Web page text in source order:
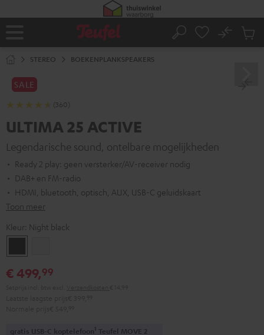
Home
Zoeken
No
STEREO BOEKENPLANKSPEAKERS
SALE
(360)
ULTIMA 25 ACTIVE
Legendarische sound, ontelbare mogelijkheden
Ready 2 play: geen versterker/AV-receiver nodig
DAB+ en FM-radio
HDMI, bluetooth, optisch, AUX, USB-C geluidskaart
Toon meer
Kleur: Night black
black
€ 499,99
gratis USB-C koptelefoon1 Teufel MOVE 2